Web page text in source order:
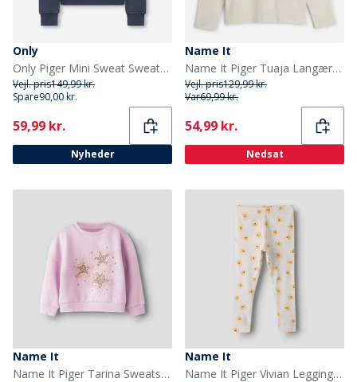
Only
Only Piger Mini Sweat Sweatshirt Ombre Blue
Vejl. pris149,99 kr.
Spare90,00 kr.
Current
59,99 kr.
Nyheder
Name It
Name It Piger Tuaja Langærmet Top Cloud Dancer
Vejl. pris129,99 kr.
Var69,99 kr.
Current
54,99 kr.
Nedsat
Name It
Name It Piger Tarina Sweatshirt Pirouette
Name It
Name It Piger Vivian Leggings Lilac Marble